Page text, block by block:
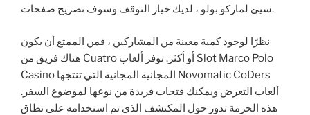
سيئ لماركو بولو ، لديك خيار التوقف وسوف تصريح صفحات.
نظرًا لوجود كمية معينة من المشاركين ، فمن الممتع أن يكون
هناك فريق من Cuatro أو أكثر. توفر ألعاب Slot Marco Polo
Casino المجانية المجانية التي تنتجها Novomatic CoDers
ألعاب التعرض ويمكنك فتحات فريدة من نوعها لموضوع السفر.
هذه الحزمة تدور حول المكتشف الذي تم استخدامه على نطاق